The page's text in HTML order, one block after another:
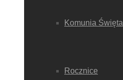
Komunia Święta
Rocznice